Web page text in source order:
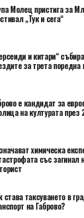
Молец пристига за
„Тук и сега“
и китари“
за трета поредна
е кандидат за
на културата през
химическа
със загинал
става таксуването в
на Габрово?